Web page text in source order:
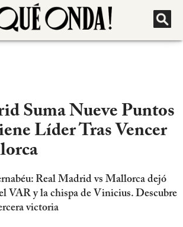
Suma Nueve Puntos
Líder Tras Vencer
Real Madrid vs Mallorca dejó
VAR y la chispa de Vinicius. Descubre
victoria